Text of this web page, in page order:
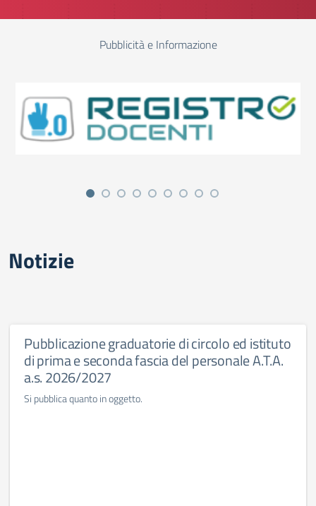
Pubblicità e Informazione
Notizie
Pubblicazione graduatorie di circolo ed istituto
di prima e seconda fascia del personale A.T.A.
a.s. 2026/2027
Si pubblica quanto in oggetto.